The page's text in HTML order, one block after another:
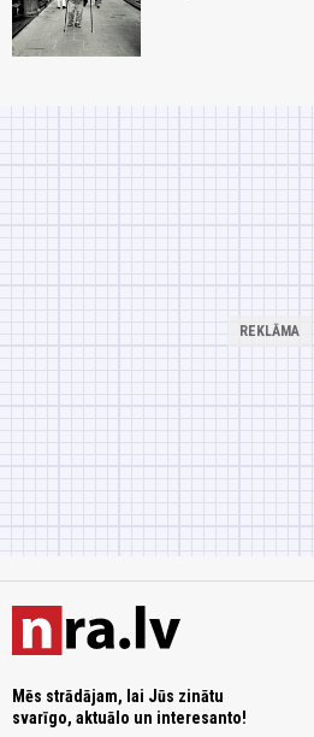
Mēs strādājam, lai Jūs zinātu
svarīgo, aktuālo un interesanto!